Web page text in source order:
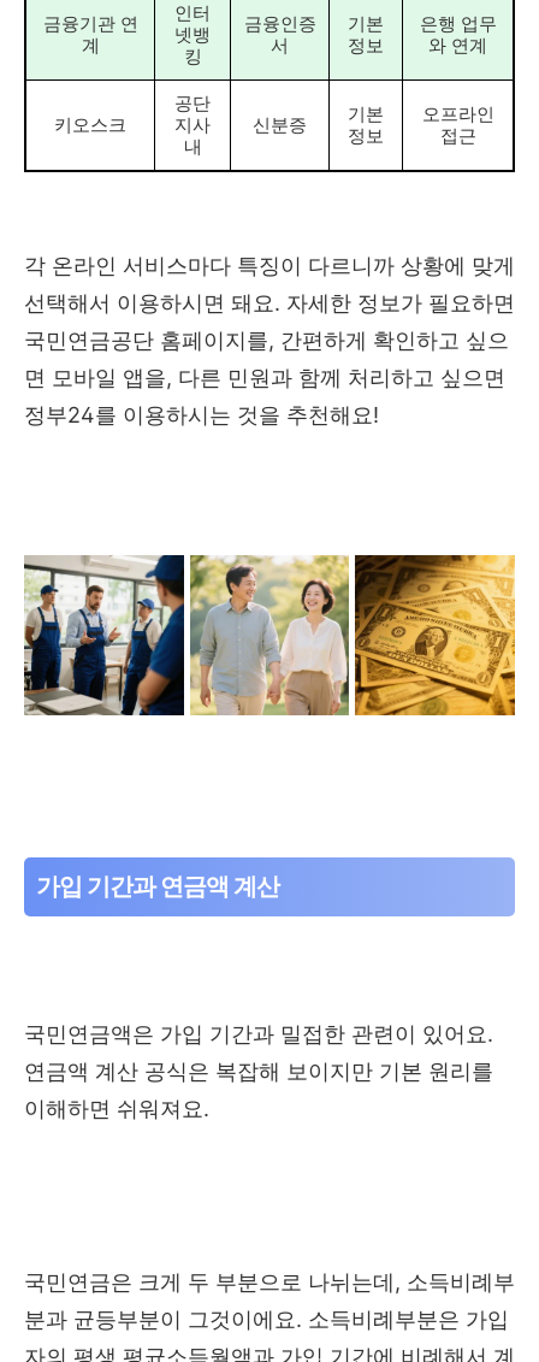
금융기관 연
계
인터
넷뱅
킹
금융인증
서
기본
정보
은행 업무
와 연계
키오스크
공단
지사
내
신분증
기본
정보
오프라인
접근
각 온라인 서비스마다 특징이 다르니까 상황에 맞게
선택해서 이용하시면 돼요. 자세한 정보가 필요하면
국민연금공단 홈페이지를, 간편하게 확인하고 싶으
면 모바일 앱을, 다른 민원과 함께 처리하고 싶으면
정부24를 이용하시는 것을 추천해요!
가입 기간과 연금액 계산
국민연금액은 가입 기간과 밀접한 관련이 있어요.
연금액 계산 공식은 복잡해 보이지만 기본 원리를
이해하면 쉬워져요.
국민연금은 크게 두 부분으로 나뉘는데, 소득비례부
분과 균등부분이 그것이에요. 소득비례부분은 가입
자의 평생 평균소득월액과 가입 기간에 비례해서 계